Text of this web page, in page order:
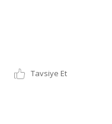
Tavsiye Et